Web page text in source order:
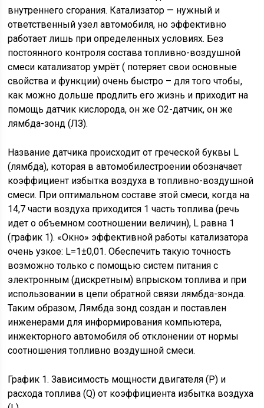
внутреннего сгорания. Катализатор — нужный и
ответственный узел автомобиля, но эффективно
работает лишь при определенных условиях. Без
постоянного контроля состава топливно-воздушной
смеси катализатор умрёт ( потеряет свои основные
свойства и функции) очень быстро – для того чтобы,
как можно дольше продлить его жизнь и приходит на
помощь датчик кислорода, он же О2-датчик, он же
лямбда-зонд (ЛЗ).
Название датчика происходит от греческой буквы L
(лямбда), которая в автомобилестроении обозначает
коэффициент избытка воздуха в топливно-воздушной
смеси. При оптимальном составе этой смеси, когда на
14,7 части воздуха приходится 1 часть топлива (речь
идет о объемном соотношении величин), L равна 1
(график 1). «Окно» эффективной работы катализатора
очень узкое: L=1±0,01. Обеспечить такую точность
возможно только с помощью систем питания с
электронным (дискретным) впрыском топлива и при
использовании в цепи обратной связи лямбда-зонда.
Таким образом, Лямбда зонд создан и поставлен
инженерами для информирования компьютера,
инжекторного автомобиля об отклонении от нормы
соотношения топливно воздушной смеси.
График 1. Зависимость мощности двигателя (P) и
расхода топлива (Q) от коэффициента избытка воздуха